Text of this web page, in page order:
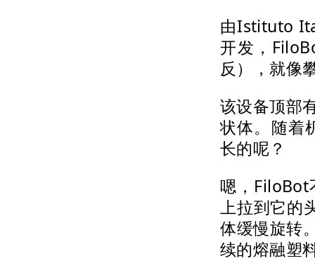
由Istituto
开发，
反），就像
该设备顶部
状体。随着
长的呢？
嗯，FiloBot
上拉到它的
体缓慢旋转
续的熔融塑